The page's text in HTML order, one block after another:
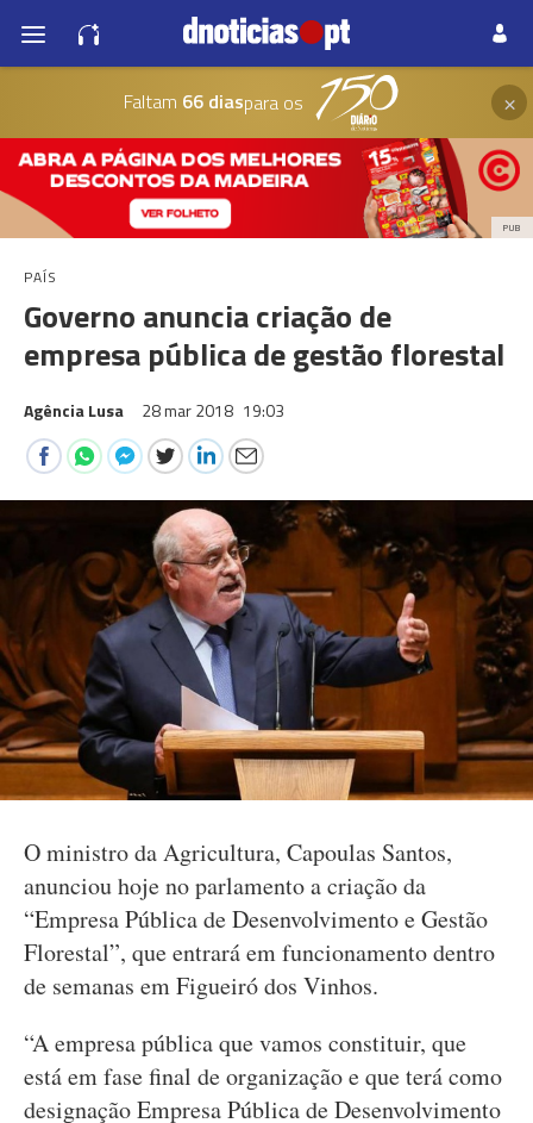
Faltam 66 diaspara os ×
PUB
PAÍS
Governo anuncia criação de
empresa pública de gestão florestal
Agência Lusa 28 mar 2018 19:03
O ministro da Agricultura, Capoulas Santos,
anunciou hoje no parlamento a criação da
“Empresa Pública de Desenvolvimento e Gestão
Florestal”, que entrará em funcionamento dentro
de semanas em Figueiró dos Vinhos.
“A empresa pública que vamos constituir, que
está em fase final de organização e que terá como
designação Empresa Pública de Desenvolvimento